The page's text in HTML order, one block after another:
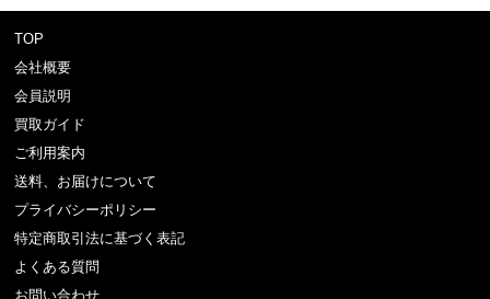
TOP
会社概要
会員説明
買取ガイド
ご利用案内
送料、お届けについて
プライバシーポリシー
特定商取引法に基づく表記
よくある質問
お問い合わせ